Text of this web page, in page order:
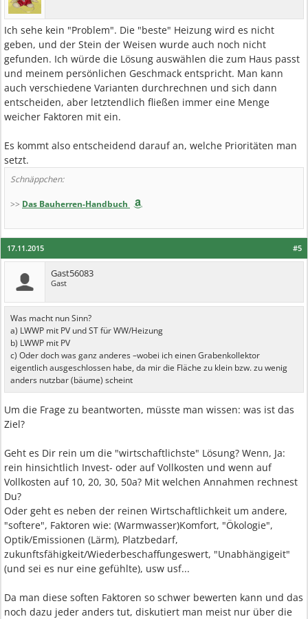
Ich sehe kein "Problem". Die "beste" Heizung wird es nicht
geben, und der Stein der Weisen wurde auch noch nicht
gefunden. Ich würde die Lösung auswählen die zum Haus passt
und meinem persönlichen Geschmack entspricht. Man kann
auch verschiedene Varianten durchrechnen und sich dann
entscheiden, aber letztendlich fließen immer eine Menge
weicher Faktoren mit ein.
Es kommt also entscheidend darauf an, welche Prioritäten man
setzt.
Schnäppchen:
>> Das Bauherren-Handbuch
#5
17.11.2015
Gast56083
Gast
Was macht nun Sinn?
a) LWWP mit PV und ST für WW/Heizung
b) LWWP mit PV
c) Oder doch was ganz anderes –wobei ich einen Grabenkollektor
eigentlich ausgeschlossen habe, da mir die Fläche zu klein bzw. zu wenig
anders nutzbar (bäume) scheint
Um die Frage zu beantworten, müsste man wissen: was ist das
Ziel?
Geht es Dir rein um die "wirtschaftlichste" Lösung? Wenn, Ja:
rein hinsichtlich Invest- oder auf Vollkosten und wenn auf
Vollkosten auf 10, 20, 30, 50a? Mit welchen Annahmen rechnest
Du?
Oder geht es neben der reinen Wirtschaftlichkeit um andere,
"softere", Faktoren wie: (Warmwasser)Komfort, "Ökologie",
Optik/Emissionen (Lärm), Platzbedarf,
zukunftsfähigkeit/Wiederbeschaffungeswert, "Unabhängigeit"
(und sei es nur eine gefühlte), usw usf...
Da man diese soften Faktoren so schwer bewerten kann und das
noch dazu jeder anders tut, diskutiert man meist nur über die